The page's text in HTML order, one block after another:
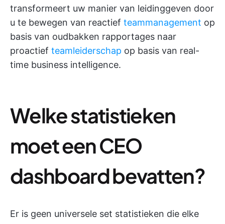
transformeert uw manier van leidinggeven door
u te bewegen van reactief teammanagement op
basis van oudbakken rapportages naar
proactief teamleiderschap op basis van real-
time business intelligence.
Welke statistieken
moet een CEO
dashboard bevatten?
Er is geen universele set statistieken die elke